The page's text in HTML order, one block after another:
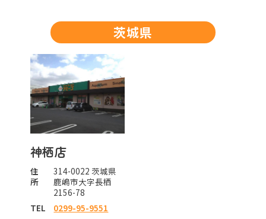
茨城県
神栖店
住
所
314-0022 茨城県
鹿嶋市大字長栖
2156-78
TEL
0299-95-9551